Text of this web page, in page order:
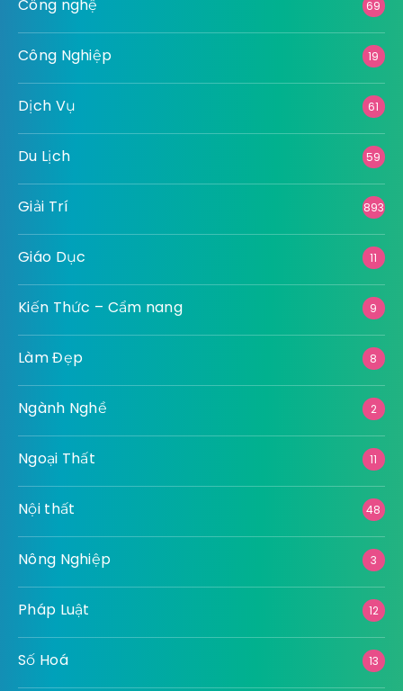
Công nghệ 69
Công Nghiệp 19
Dịch Vụ 61
Du Lịch 59
Giải Trí 893
Giáo Dục 11
Kiến Thức – Cẩm nang 9
Làm Đẹp 8
Ngành Nghề 2
Ngoại Thất 11
Nội thất 48
Nông Nghiệp 3
Pháp Luật 12
Số Hoá 13